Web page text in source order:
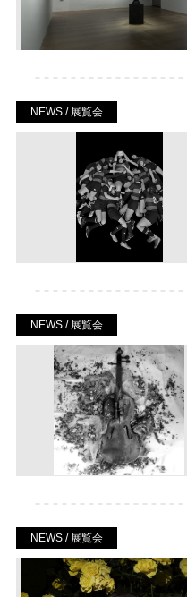
NEWS / 展覧会
NEWS / 展覧会
NEWS / 展覧会